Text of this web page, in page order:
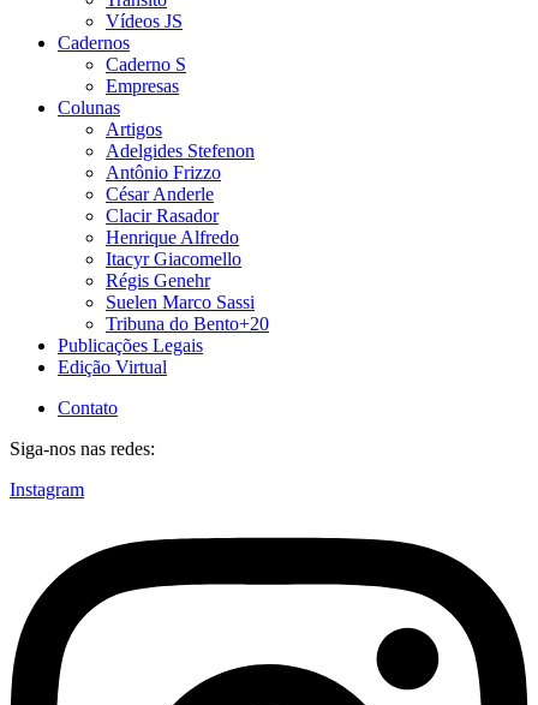
Vídeos JS
Cadernos
Caderno S
Empresas
Colunas
Artigos
Adelgides Stefenon
Antônio Frizzo
César Anderle
Clacir Rasador
Henrique Alfredo
Itacyr Giacomello
Régis Genehr
Suelen Marco Sassi
Tribuna do Bento+20
Publicações Legais
Edição Virtual
Contato
Siga-nos nas redes:
Instagram